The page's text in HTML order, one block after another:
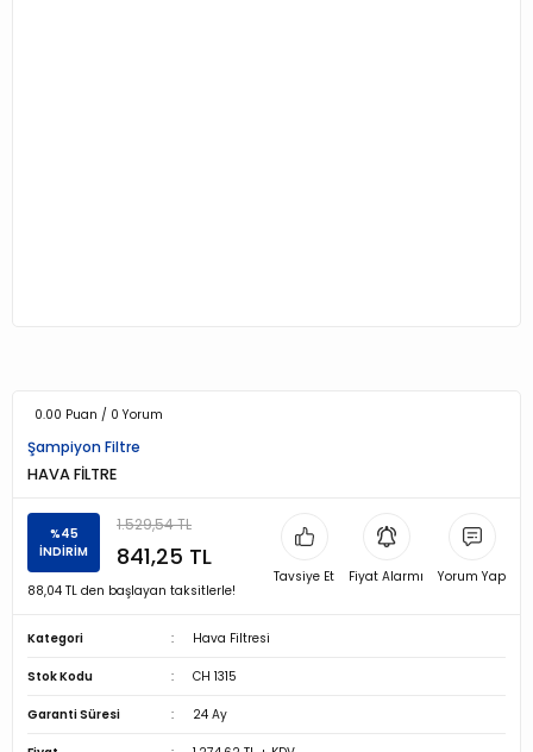
0.00 Puan / 0 Yorum
Şampiyon Filtre
HAVA FİLTRE
%45
İNDİRİM
1.529,54 TL
841,25 TL
88,04 TL den başlayan taksitlerle!
Tavsiye Et Fiyat Alarmı Yorum Yap
Kategori Hava Filtresi
Stok Kodu CH 1315
Garanti Süresi 24 Ay